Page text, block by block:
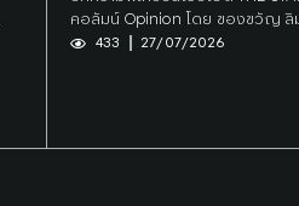
คอลัมน์ Opinion โดย ของขวัญ ลิ
Senior Strategic Intelligence
433 27/07/2026